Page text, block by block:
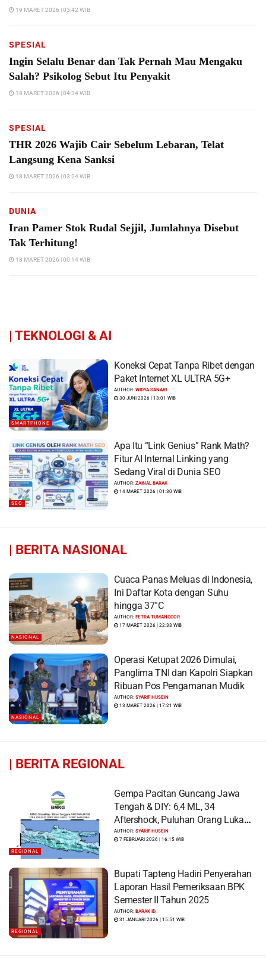
19 MARET 2026 | 03:42 WIB
SPESIAL
Ingin Selalu Benar dan Tak Pernah Mau Mengaku
Salah? Psikolog Sebut Itu Penyakit
18 MARET 2026 | 04:34 WIB
SPESIAL
THR 2026 Wajib Cair Sebelum Lebaran, Telat
Langsung Kena Sanksi
18 MARET 2026 | 03:24 WIB
DUNIA
Iran Pamer Stok Rudal Sejjil, Jumlahnya Disebut
Tak Terhitung!
18 MARET 2026 | 00:14 WIB
| TEKNOLOGI & AI
SMARTPHONE
Koneksi Cepat Tanpa Ribet dengan
Paket Internet XL ULTRA 5G+
AUTHOR:WIDYA SANARI
30 JUNI 2026 | 13:01 WIB
SEO
Apa Itu “Link Genius” Rank Math?
Fitur AI Internal Linking yang
Sedang Viral di Dunia SEO
AUTHOR:ZAINAL BARAK
14 MARET 2026 | 01:30 WIB
| BERITA NASIONAL
NASIONAL
Cuaca Panas Meluas di Indonesia,
Ini Daftar Kota dengan Suhu
hingga 37°C
AUTHOR:FETRA TUMANGGOR
17 MARET 2026 | 22:33 WIB
NASIONAL
Operasi Ketupat 2026 Dimulai,
Panglima TNI dan Kapolri Siapkan
Ribuan Pos Pengamanan Mudik
AUTHOR:SYARIF HUSEIN
13 MARET 2026 | 17:21 WIB
| BERITA REGIONAL
REGIONAL
Gempa Pacitan Guncang Jawa
Tengah & DIY: 6,4 ML, 34
Aftershock, Puluhan Orang Luka
dan Ratusan Bangunan Rusak
AUTHOR:SYARIF HUSEIN
7 FEBRUARI 2026 | 16:15 WIB
REGIONAL
Bupati Tapteng Hadiri Penyerahan
Laporan Hasil Pemeriksaan BPK
Semester II Tahun 2025
AUTHOR:BARAK ID
31 JANUARI 2026 | 15:51 WIB